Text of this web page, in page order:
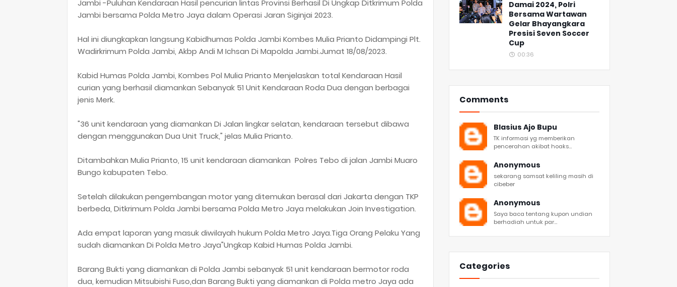
Jambi -Puluhan Kendaraan Hasil pencurian lintas Provinsi Berhasil Di Ungkap Ditkrimum Polda
Jambi bersama Polda Metro Jaya dalam Operasi Jaran Siginjai 2023.
Hal ini diungkapkan langsung Kabidhumas Polda Jambi Kombes Mulia Prianto Didampingi Plt.
Wadirkrimum Polda Jambi, Akbp Andi M Ichsan Di Mapolda Jambi.Jumat 18/08/2023.
Kabid Humas Polda Jambi, Kombes Pol Mulia Prianto Menjelaskan total Kendaraan Hasil
curian yang berhasil diamankan Sebanyak 51 Unit Kendaraan Roda Dua dengan berbagai
jenis Merk.
"36 unit kendaraan yang diamankan Di Jalan lingkar selatan, kendaraan tersebut dibawa
dengan menggunakan Dua Unit Truck," jelas Mulia Prianto.
Ditambahkan Mulia Prianto, 15 unit kendaraan diamankan Polres Tebo di jalan Jambi Muaro
Bungo kabupaten Tebo.
Setelah dilakukan pengembangan motor yang ditemukan berasal dari Jakarta dengan TKP
berbeda, Ditkrimum Polda Jambi bersama Polda Metro Jaya melakukan Join Investigation.
Ada empat laporan yang masuk diwilayah hukum Polda Metro Jaya.Tiga Orang Pelaku Yang
sudah diamankan Di Polda Metro Jaya"Ungkap Kabid Humas Polda Jambi.
Barang Bukti yang diamankan di Polda Jambi sebanyak 51 unit kendaraan bermotor roda
dua, kemudian Mitsubishi Fuso,dan Barang Bukti yang diamankan di Polda metro Jaya ada
Damai 2024, Polri
Bersama Wartawan
Gelar Bhayangkara
Presisi Seven Soccer
Cup
00:36
Comments
Blasius Ajo Bupu
TK informasi yg memberikan
pencerahan akibat hoaks...
Anonymous
sekarang samsat keliling masih di
cibeber
Anonymous
Saya baca tentang kupon undian
berhadiah untuk par...
Categories